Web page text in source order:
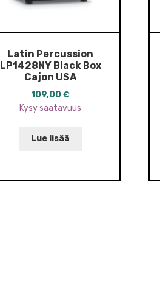
Latin Percussion
LP1428NY Black Box
Cajon USA
109,00€
Kysy saatavuus
Lue lisää